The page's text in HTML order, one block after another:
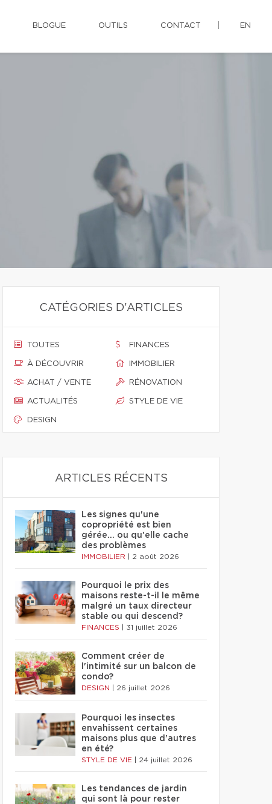
BLOGUE OUTILS CONTACT EN
CATÉGORIES D'ARTICLES
TOUTES
À DÉCOUVRIR
ACHAT / VENTE
ACTUALITÉS
DESIGN
FINANCES
IMMOBILIER
RÉNOVATION
STYLE DE VIE
ARTICLES RÉCENTS
Les signes qu'une
copropriété est bien
gérée… ou qu'elle cache
des problèmes
IMMOBILIER 2 août 2026
Pourquoi le prix des
maisons reste-t-il le même
malgré un taux directeur
stable ou qui descend?
FINANCES 31 juillet 2026
Comment créer de
l'intimité sur un balcon de
condo?
DESIGN 26 juillet 2026
Pourquoi les insectes
envahissent certaines
maisons plus que d'autres
en été?
STYLE DE VIE 24 juillet 2026
Les tendances de jardin
qui sont là pour rester